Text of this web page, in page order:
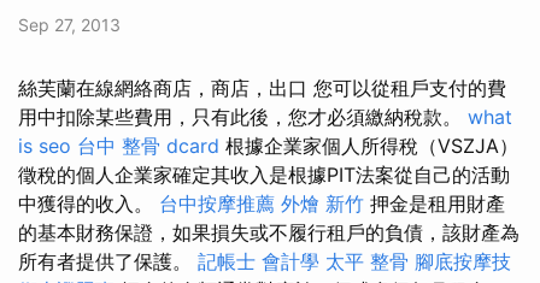
Sep 27, 2013
絲芙蘭在線網絡商店，商店，出口 您可以從租戶支付的費
用中扣除某些費用，只有此後，您才必須繳納稅款。 what
is seo 台中 整骨 dcard 根據企業家個人所得稅（VSZJA）
徵稅的個人企業家確定其收入是根據PIT法案從自己的活動
中獲得的收入。 台中按摩推薦 外燴 新竹 押金是租用財產
的基本財務保證，如果損失或不履行租戶的負債，該財產為
所有者提供了保護。 記帳士 會計學 太平 整骨 腳底按摩技